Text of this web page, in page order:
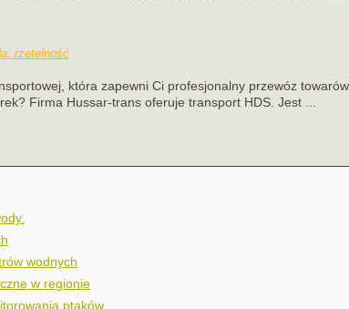
rzetelność
która zapewni Ci profesjonalny przewóz
Firma Hussar-trans oferuje transport HDS. Jest ...
wodnych
w regionie
ptaków.